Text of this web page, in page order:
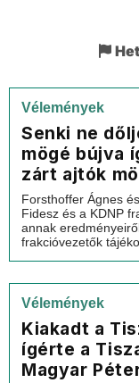
Vélemények
Senki ne
mögé bújva
zárt ajtók
Forsthoffer Ágnes
Fidesz és a KDNP
annak
frakcióvezetők
Vélemények
Kiakadt a
ígérte a
Magyar